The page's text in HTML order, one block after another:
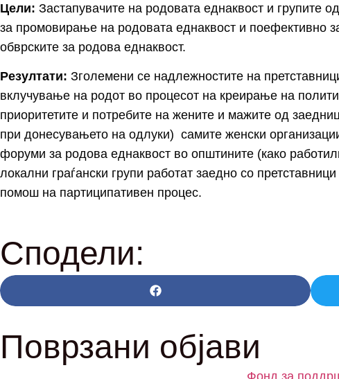
Цели: Застапувачите на родовата еднаквост и групите
за промовирање на родовата еднаквост и поефективно
обврските за родова еднаквост.
Резултати: Зголемени се надлежностите на
вклучување на родот во процесот на креирање на
приоритетите и потребите на жените и мажите од
при донесувањето на одлуки) самите женски
форуми за родова еднаквост во општините (како
локални граѓански групи работат заедно со
помош на партиципативен процес.
Сподели:
Поврзани објави
Фонд за